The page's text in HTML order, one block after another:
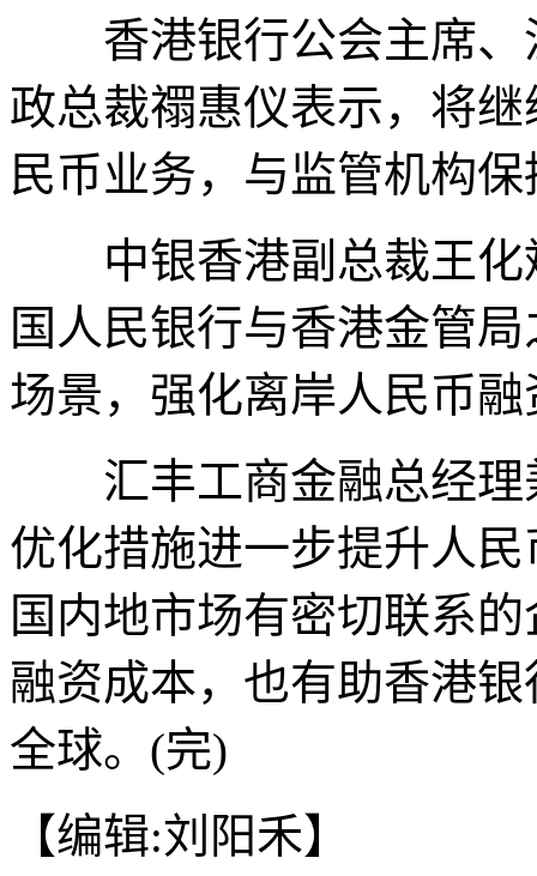
香港银行公会主席、
政总裁禤惠仪表示，将
民币业务，与监管机构
中银香港副总裁王化
国人民银行与香港金管
场景，强化离岸人民币
汇丰工商金融总经理
优化措施进一步提升人
国内地市场有密切联系
融资成本，也有助香港
全球。(完)
【编辑:刘阳禾】